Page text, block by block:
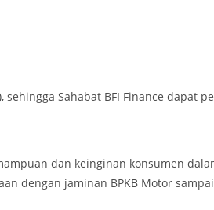
Sahabat BFI Finance dapat
dan keinginan konsumen
dengan jaminan BPKB Motor